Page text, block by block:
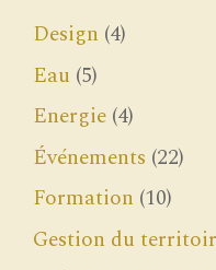
Design (4)
Eau (5)
Energie (4)
Événements (22)
Formation (10)
Gestion du